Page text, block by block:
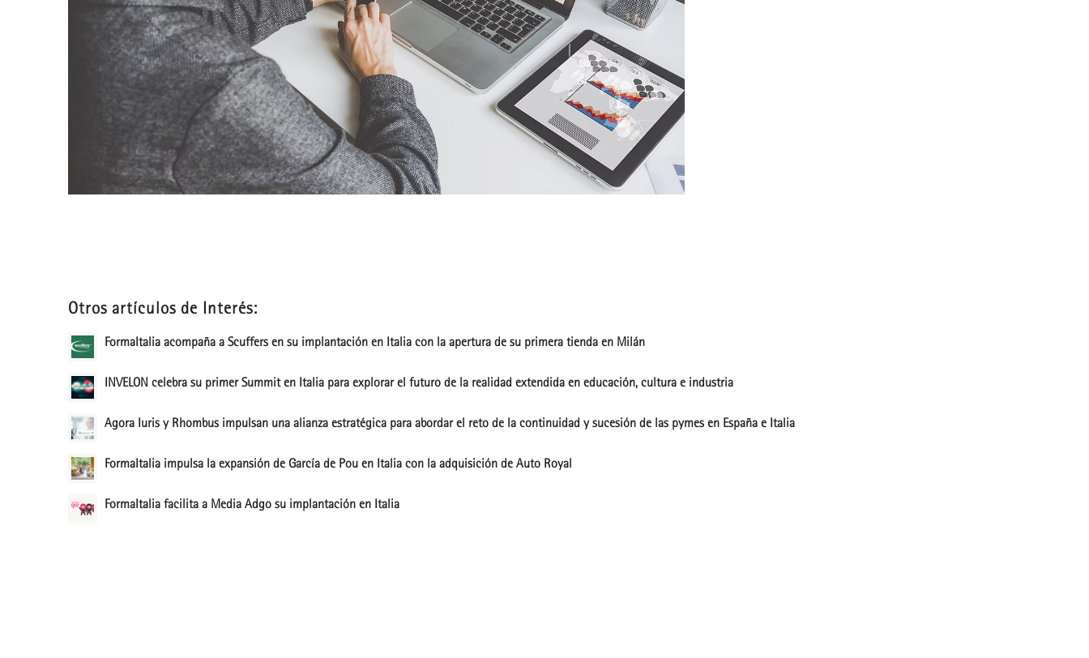
Otros artículos de Interés:
FormaItalia acompaña a Scuffers en su implantación en Italia con la apertura de su primera tienda en Milán
INVELON celebra su primer Summit en Italia para explorar el futuro de la realidad extendida en educación, cultura e industria
Agora Iuris y Rhombus impulsan una alianza estratégica para abordar el reto de la continuidad y sucesión de las pymes en España e Italia
FormaItalia impulsa la expansión de García de Pou en Italia con la adquisición de Auto Royal
FormaItalia facilita a Media Adgo su implantación en Italia